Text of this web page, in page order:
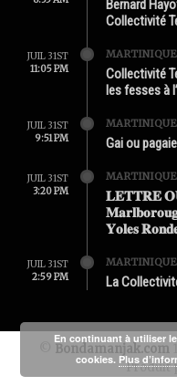
Bernard
Collectivité
JUIL 31ST
11:05 PM
MARTINIQUE
Collectivité
les fesses à
JUIL 31ST
9:51 PM
MARTINIQUE
Gai ou
JUIL 31ST
3:20 PM
MARTINIQUE
𝐋𝐄𝐓𝐓𝐑𝐄
𝐘𝐨𝐥𝐞𝐬
JUIL 31ST
2:59 PM
MARTINIQUE
La
Bondamanjak.com
Produit
En continuant à utiliser
cookies. Plus